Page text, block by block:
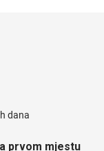
dana
prvom mjestu